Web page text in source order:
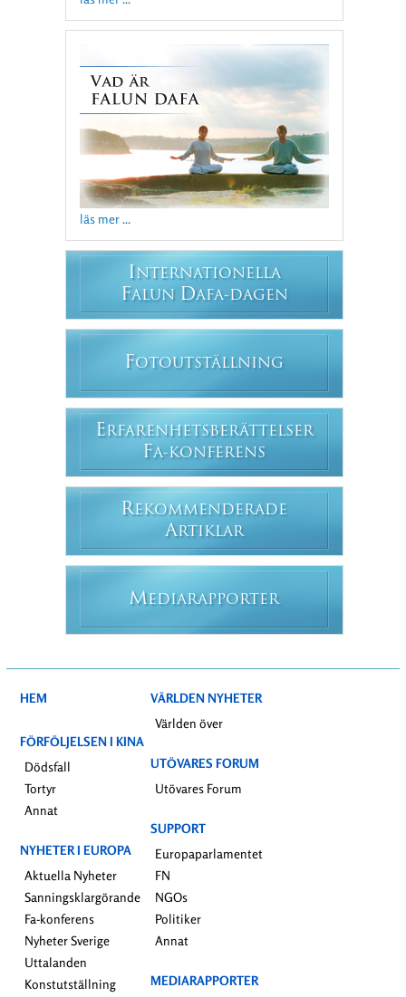
läs mer ...
INTERNATIONELLA
FALUN DAFA-DAGEN
FOTOUTSTÄLLNING
ERFARENHETSBERÄTTELSER
FA-KONFERENS
REKOMMENDERADE
ARTIKLAR
MEDIARAPPORTER
HEM
FÖRFÖLJELSEN I KINA
Dödsfall
Tortyr
Annat
NYHETER I EUROPA
Aktuella Nyheter
Sanningsklargörande
Fa-konferens
Nyheter Sverige
Uttalanden
Konstutställning
VÄRLDEN NYHETER
Världen över
UTÖVARES FORUM
Utövares Forum
SUPPORT
Europaparlamentet
FN
NGOs
Politiker
Annat
MEDIARAPPORTER